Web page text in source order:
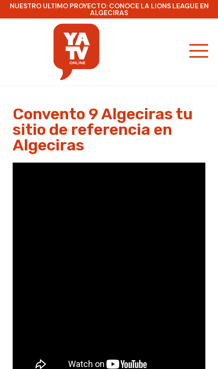
NUESTRO ULTIMO PROYECTO: CONOCE LA LIONS LEAGUE EN
ALGECIRAS
Convento 9 Algeciras tu
sitio de referencia en
Algeciras